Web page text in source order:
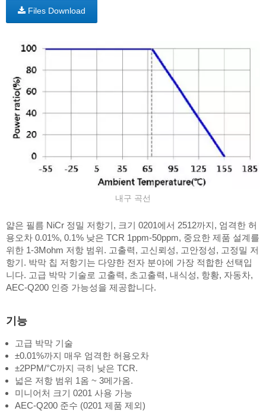
Files Download
내구 곡선
얇은 필름 NiCr 정밀 저항기, 크기 0201에서 2512까지, 엄격한 허
용오차 0.01%, 0.1% 낮은 TCR 1ppm-50ppm, 중요한 제품 설계를
위한 1-3Mohm 저항 범위. 고출력, 고신뢰성, 고안정성, 고정밀 저
항기. 박막 칩 저항기는 다양한 전자 분야에 가장 적합한 선택입
니다. 고급 박막 기술로 고출력, 초고출력, 내식성, 항황, 자동차,
AEC-Q200 인증 가능성을 제공합니다.
기능
고급 박막 기술
±0.01%까지 매우 엄격한 허용오차
±2PPM/°C까지 극히 낮은 TCR.
넓은 저항 범위 1옴 ~ 3메가옴.
미니어처 크기 0201 사용 가능
AEC-Q200 준수 (0201 제품 제외)